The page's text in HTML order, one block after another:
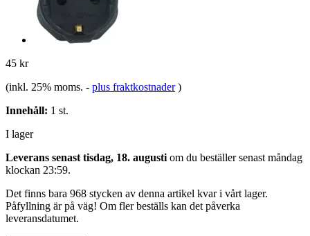
45 kr
(inkl. 25% moms. - plus fraktkostnader )
Innehåll: 1 st.
I lager
Leverans senast tisdag, 18. augusti om du beställer senast måndag
klockan 23:59.
Det finns bara 968 stycken av denna artikel kvar i vårt lager.
Påfyllning är på väg! Om fler beställs kan det påverka
leveransdatumet.